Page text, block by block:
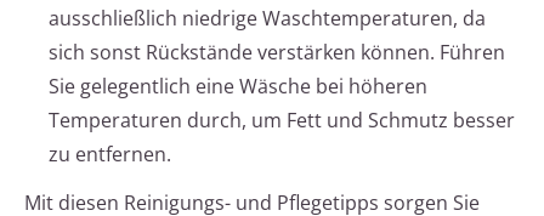
ausschließlich niedrige Waschtemperaturen, da
sich sonst Rückstände verstärken können. Führen
Sie gelegentlich eine Wäsche bei höheren
Temperaturen durch, um Fett und Schmutz besser
zu entfernen.
Mit diesen Reinigungs- und Pflegetipps sorgen Sie